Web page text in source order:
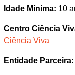
Idade Mínima: 10
Centro Ciência
Ciência Viva
Entidade Parceira: